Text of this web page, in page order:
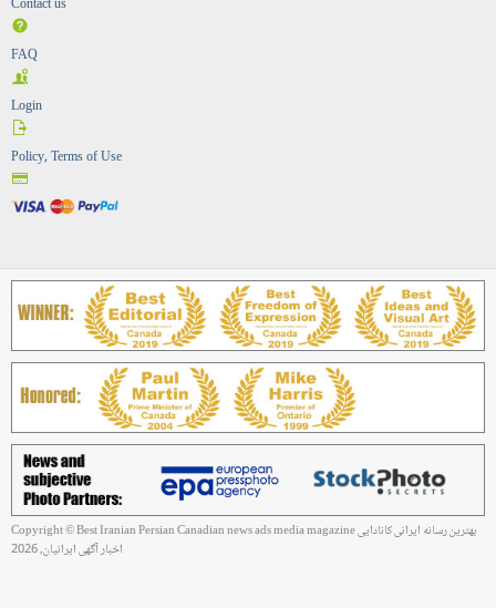
Contact us
FAQ
Login
Policy, Terms of Use
Copyright © Best Iranian Persian Canadian news ads media magazine بهترین رسانه ایرانی کانادایی
اخبار آگهی ایرانیان, 2026